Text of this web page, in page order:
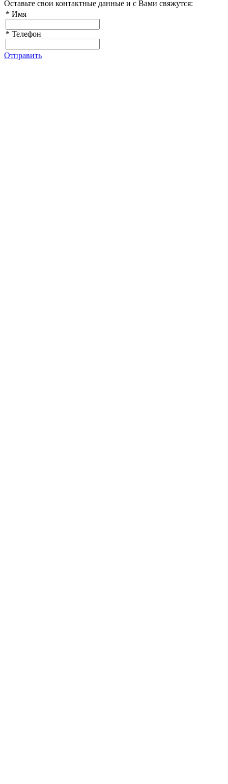
Оставьте свои контактные данные и с Вами свяжутся:
* Имя
* Телефон
Отправить